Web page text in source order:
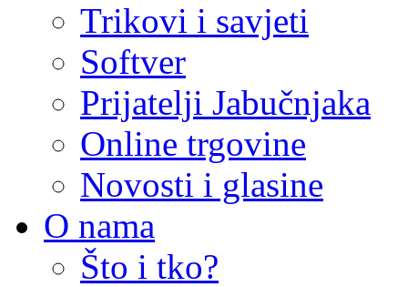
Trikovi i savjeti
Softver
Prijatelji Jabučnjaka
Online trgovine
Novosti i glasine
O nama
Što i tko?